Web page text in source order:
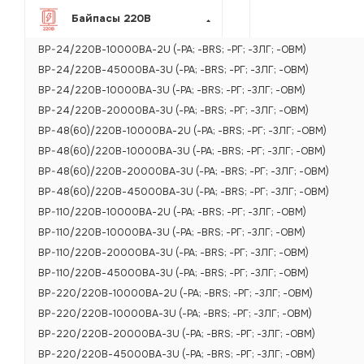
Байпасы 220В
BP-24/220В-10000ВА-2U (-РА; -BRS; -РГ; -3ЛГ; -ОВМ)
BP-24/220В-45000ВА-3U (-РА; -BRS; -РГ; -3ЛГ; -ОВМ)
BP-24/220В-10000ВА-3U (-РА; -BRS; -РГ; -3ЛГ; -ОВМ)
BP-24/220В-20000ВА-3U (-РА; -BRS; -РГ; -3ЛГ; -ОВМ)
BP-48(60)/220В-10000ВА-2U (-РА; -BRS; -РГ; -3ЛГ; -ОВМ)
BP-48(60)/220В-10000ВА-3U (-РА; -BRS; -РГ; -3ЛГ; -ОВМ)
BP-48(60)/220В-20000ВА-3U (-РА; -BRS; -РГ; -3ЛГ; -ОВМ)
BP-48(60)/220В-45000ВА-3U (-РА; -BRS; -РГ; -3ЛГ; -ОВМ)
BP-110/220В-10000ВА-2U (-РА; -BRS; -РГ; -3ЛГ; -ОВМ)
BP-110/220В-10000ВА-3U (-РА; -BRS; -РГ; -3ЛГ; -ОВМ)
BP-110/220В-20000ВА-3U (-РА; -BRS; -РГ; -3ЛГ; -ОВМ)
BP-110/220В-45000ВА-3U (-РА; -BRS; -РГ; -3ЛГ; -ОВМ)
BP-220/220В-10000ВА-2U (-РА; -BRS; -РГ; -3ЛГ; -ОВМ)
BP-220/220В-10000ВА-3U (-РА; -BRS; -РГ; -3ЛГ; -ОВМ)
BP-220/220В-20000ВА-3U (-РА; -BRS; -РГ; -3ЛГ; -ОВМ)
BP-220/220В-45000ВА-3U (-РА; -BRS; -РГ; -3ЛГ; -ОВМ)